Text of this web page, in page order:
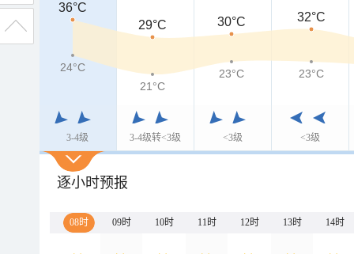
3-4级 3-4级转<3级 <3级 <3级
36°C
29°C
30°C 32°C
24°C
21°C
23°C 23°C
逐小时预报
08时 09时 10时 11时 12时 13时 14时